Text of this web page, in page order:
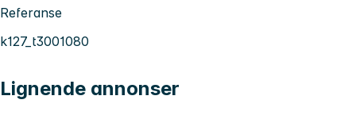
Referanse
k127_t3001080
Lignende annonser